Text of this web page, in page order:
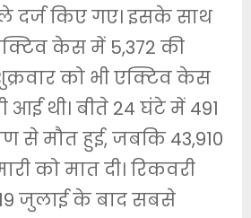
दर्ज किए गए। इसके साथ
केस में 5,372 की
को भी एक्टिव केस
आई थी। बीते 24 घंटे में 491
से मौत हुई, जबकि 43,910
को मात दी। रिकवरी
जुलाई के बाद सबसे